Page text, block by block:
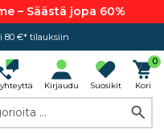
– Säästä jopa 60%
80 €* tilauksiin
Kirjaudu Suosikit
0
Kori
...